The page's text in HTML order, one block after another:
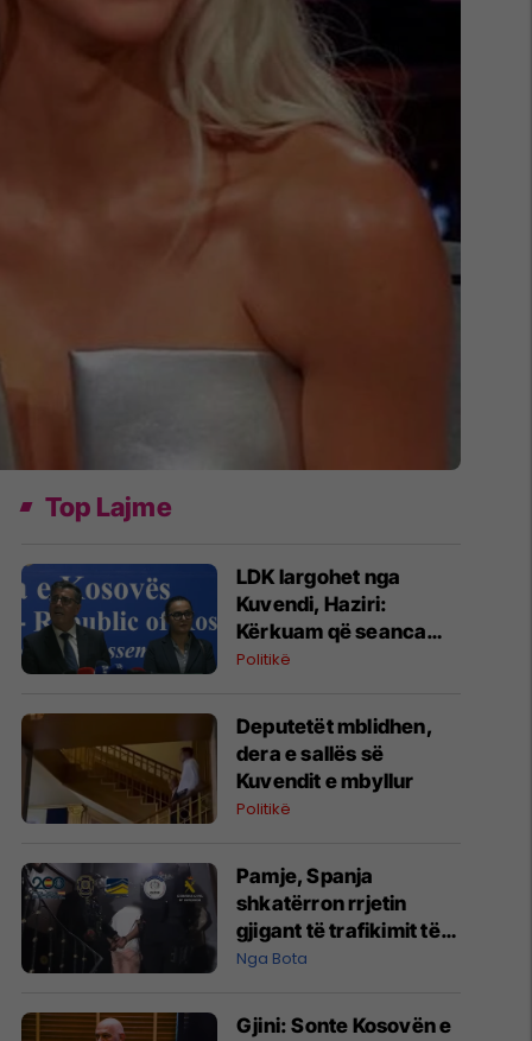
Top Lajme
LDK largohet nga
Kuvendi, Haziri:
Kërkuam që seanca
konstituive të mbahet
Politikë
Deputetët mblidhen,
dera e sallës së
Kuvendit e mbyllur
Politikë
Pamje, Spanja
shkatërron rrjetin
gjigant të trafikimit të
emigrantëve dhe
Nga Bota
Gjini: Sonte Kosovën e